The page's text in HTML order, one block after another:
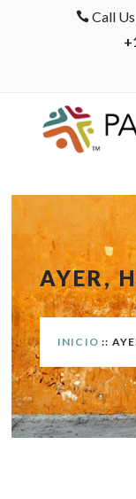
 Call Us
AYER,
INICIO ::